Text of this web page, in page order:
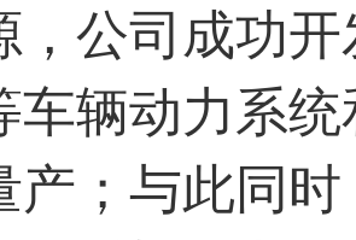
，公司成功
车辆动力系
产；与此同